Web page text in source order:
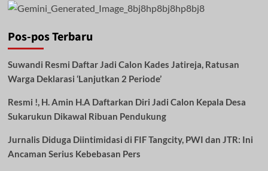
Pos-pos Terbaru
Suwandi Resmi Daftar Jadi Calon Kades Jatireja, Ratusan
Warga Deklarasi ‘Lanjutkan 2 Periode’
Resmi !, H. Amin H.A Daftarkan Diri Jadi Calon Kepala Desa
Sukarukun Dikawal Ribuan Pendukung
Jurnalis Diduga Diintimidasi di FIF Tangcity, PWI dan JTR: Ini
Ancaman Serius Kebebasan Pers